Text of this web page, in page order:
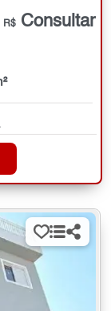
R$ Consultar